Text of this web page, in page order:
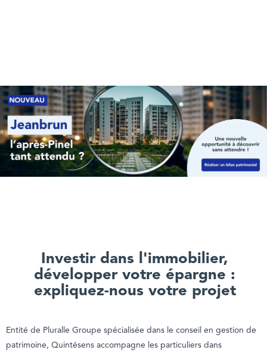
Investir dans l'immobilier,
développer votre épargne :
expliquez-nous votre projet
Entité de Pluralle Groupe spécialisée dans le conseil en gestion de
patrimoine, Quintésens accompagne les particuliers dans